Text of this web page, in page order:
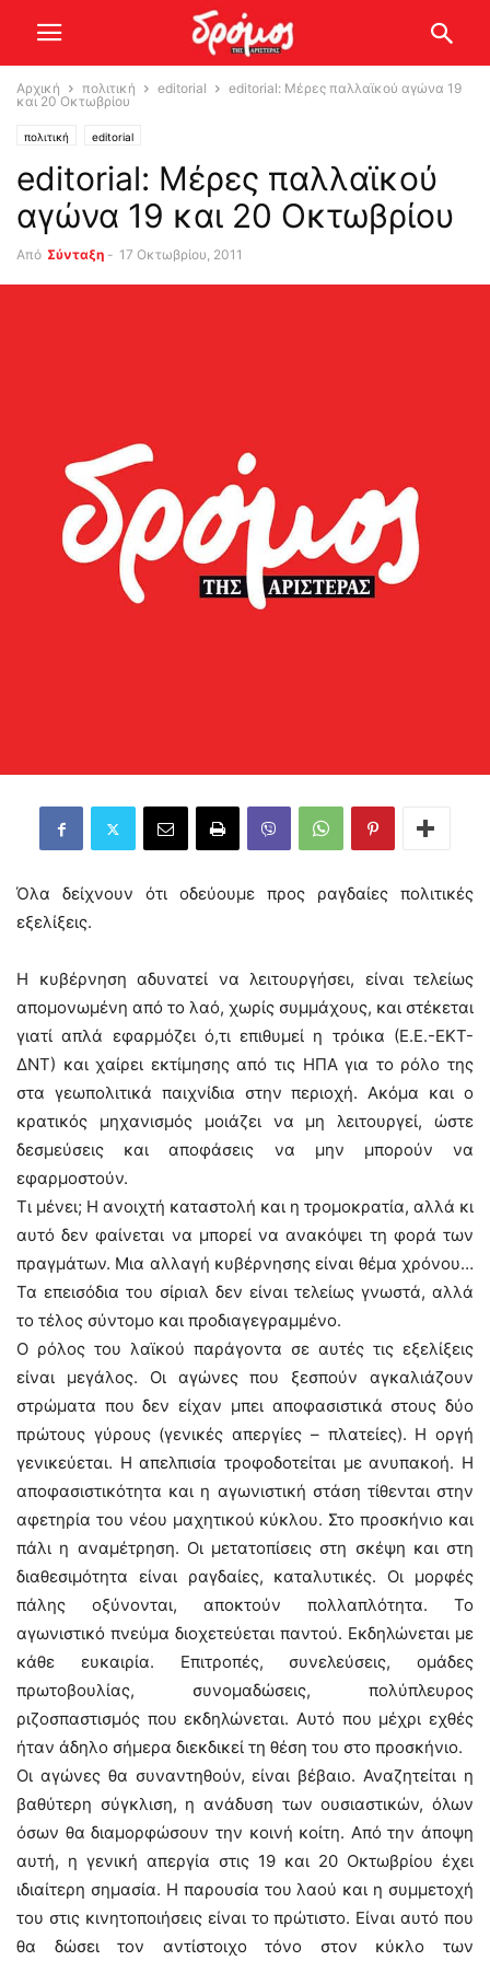
Αρχική πολιτική editorial
editorial: Μέρες παλλαϊκού αγώνα 19
και 20 Οκτωβρίου
πολιτική editorial
editorial: Μέρες παλλαϊκού
αγώνα 19 και 20 Οκτωβρίου
Από Σύνταξη - 17 Οκτωβρίου, 2011
Όλα δείχνουν ότι οδεύουμε προς ραγδαίες πολιτικές
εξελίξεις.
Η κυβέρνηση αδυνατεί να λειτουργήσει, είναι τελείως
απομονωμένη από το λαό, χωρίς συμμάχους, και στέκεται
γιατί απλά εφαρμόζει ό,τι επιθυμεί η τρόικα (Ε.Ε.-ΕΚΤ-
ΔΝΤ) και χαίρει εκτίμησης από τις ΗΠΑ για το ρόλο της
στα γεωπολιτικά παιχνίδια στην περιοχή. Ακόμα και ο
κρατικός μηχανισμός μοιάζει να μη λειτουργεί, ώστε
δεσμεύσεις και αποφάσεις να μην μπορούν να
εφαρμοστούν.
Τι μένει; Η ανοιχτή καταστολή και η τρομοκρατία, αλλά κι
αυτό δεν φαίνεται να μπορεί να ανακόψει τη φορά των
πραγμάτων. Μια αλλαγή κυβέρνησης είναι θέμα χρόνου…
Τα επεισόδια του σίριαλ δεν είναι τελείως γνωστά, αλλά
το τέλος σύντομο και προδιαγεγραμμένο.
Ο ρόλος του λαϊκού παράγοντα σε αυτές τις εξελίξεις
είναι μεγάλος. Οι αγώνες που ξεσπούν αγκαλιάζουν
στρώματα που δεν είχαν μπει αποφασιστικά στους δύο
πρώτους γύρους (γενικές απεργίες – πλατείες). Η οργή
γενικεύεται. Η απελπισία τροφοδοτείται με ανυπακοή. Η
αποφασιστικότητα και η αγωνιστική στάση τίθενται στην
αφετηρία του νέου μαχητικού κύκλου. Στο προσκήνιο και
πάλι η αναμέτρηση. Οι μετατοπίσεις στη σκέψη και στη
διαθεσιμότητα είναι ραγδαίες, καταλυτικές. Οι μορφές
πάλης οξύνονται, αποκτούν πολλαπλότητα. Το
αγωνιστικό πνεύμα διοχετεύεται παντού. Εκδηλώνεται με
κάθε ευκαιρία. Επιτροπές, συνελεύσεις, ομάδες
πρωτοβουλίας, συνομαδώσεις, πολύπλευρος
ριζοσπαστισμός που εκδηλώνεται. Αυτό που μέχρι εχθές
ήταν άδηλο σήμερα διεκδικεί τη θέση του στο προσκήνιο.
Οι αγώνες θα συναντηθούν, είναι βέβαιο. Αναζητείται η
βαθύτερη σύγκλιση, η ανάδυση των ουσιαστικών, όλων
όσων θα διαμορφώσουν την κοινή κοίτη. Από την άποψη
αυτή, η γενική απεργία στις 19 και 20 Οκτωβρίου έχει
ιδιαίτερη σημασία. Η παρουσία του λαού και η συμμετοχή
του στις κινητοποιήσεις είναι το πρώτιστο. Είναι αυτό που
θα δώσει τον αντίστοιχο τόνο στον κύκλο των